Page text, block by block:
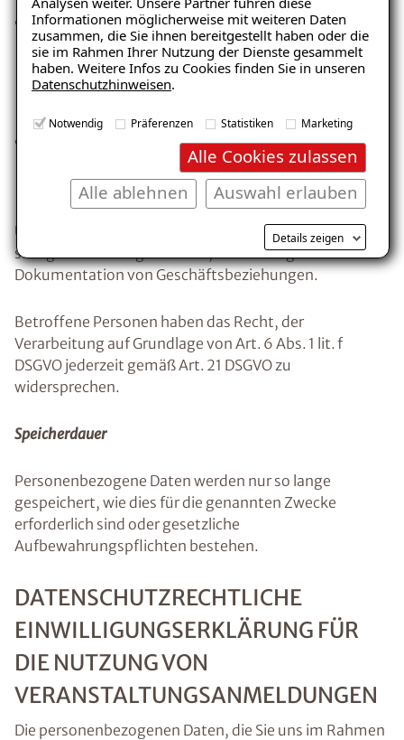
Informationen möglicherweise mit weiteren Daten
zusammen, die Sie ihnen bereitgestellt haben oder die
sie im Rahmen Ihrer Nutzung der Dienste gesammelt
haben. Weitere Infos zu Cookies finden Sie in unseren
Datenschutzhinweisen.
Notwendig Präferenzen Statistiken Marketing
Alle Cookies zulassen
Auswahl erlauben
Alle ablehnen
Details zeigen
vertriebs‑ und projektbezogene
Zusatzinformationen (z. B. Kommunikations‑ und
Entscheidungsstil, projektbezogene Präferenzen
sowie vertriebsrelevante Zusatzinformationen),
technische Nutzungs‑ und Protokolldaten bei der
Nutzung unserer IT‑ und Kommunikationssysteme
(z. B. Meeting‑IDs, IP‑Adressen).
Unser berechtigtes Interesse liegt in der
sachgerechten Organisation, Verwaltung und
Dokumentation von Geschäftsbeziehungen.
Betroffene Personen haben das Recht, der
Verarbeitung auf Grundlage von Art. 6 Abs. 1 lit. f
DSGVO jederzeit gemäß Art. 21 DSGVO zu
widersprechen.
Speicherdauer
Personenbezogene Daten werden nur so lange
gespeichert, wie dies für die genannten Zwecke
erforderlich sind oder gesetzliche
Aufbewahrungspflichten bestehen.
DATENSCHUTZRECHTLICHE
EINWILLIGUNGSERKLÄRUNG FÜR
DIE NUTZUNG VON
VERANSTALTUNGSANMELDUNGEN
Die personenbezogenen Daten, die Sie uns im Rahmen